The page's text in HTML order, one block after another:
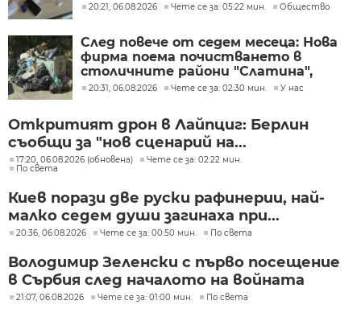
20:21, 06.08.2026 Чете се за: 05:22 мин. Общество
След повече от седем месеца: Нова
фирма поема почистването в
столичните райони "Слатина",
"Подуяне" и "Изгрев"
20:31, 06.08.2026 Чете се за: 02:30 мин. У нас
Откритият дрон в Лайпциг: Берлин
съобщи за "нов сценарий на...
17:20, 06.08.2026 (обновена)
Чете се за: 02:22 мин.
По света
Киев порази две руски рафинерии, най-
малко седем души загинаха при...
20:36, 06.08.2026 Чете се за: 00:50 мин. По света
Володимир Зеленски с първо посещение
в Сърбия след началото на войната
21:07, 06.08.2026 Чете се за: 01:00 мин. По света